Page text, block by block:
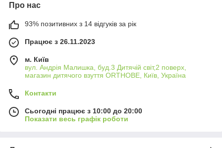
Про нас
93% позитивних з 14 відгуків за рік
Працює з 26.11.2023
м. Київ
вул. Андрія Малишка, буд.3 Дитячій світ,2 поверх,
магазин дитячого взуття ORTHOBE, Київ, Україна
Контакти
Сьогодні працює з 10:00 до 20:00
Показати весь графік роботи